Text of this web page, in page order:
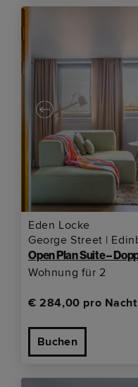
Eden Locke
George Street |
Open Plan Suite –
Wohnung für 2
€ 284,00 pro Nacht
Buchen